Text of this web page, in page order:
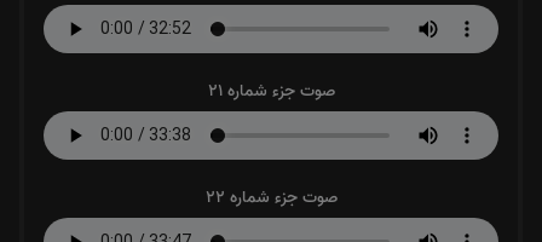
صوت جزء شماره 21
صوت جزء شماره 22